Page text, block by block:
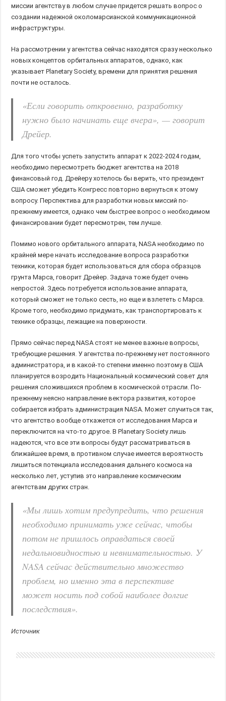
миссии агентству в любом случае придется решать вопрос о
создании надежной околомарсианской коммуникационной
инфраструктуры.
На рассмотрении у агентства сейчас находятся сразу несколько
новых концептов орбитальных аппаратов, однако, как
указывает Planetary Society, времени для принятия решения
почти не осталось.
«Если говорить откровенно, разработку
нужно было начинать еще вчера», — говорит
Дрейер.
Для того чтобы успеть запустить аппарат к 2022-2024 годам,
необходимо пересмотреть бюджет агентства на 2018
финансовый год. Дрейеру хотелось бы верить, что президент
США сможет убедить Конгресс повторно вернуться к этому
вопросу. Перспектива для разработки новых миссий по-
прежнему имеется, однако чем быстрее вопрос о необходимом
финансировании будет пересмотрен, тем лучше.
Помимо нового орбитального аппарата, NASA необходимо по
крайней мере начать исследование вопроса разработки
техники, которая будет использоваться для сбора образцов
грунта Марса, говорит Дрейер. Задача тоже будет очень
непростой. Здесь потребуется использование аппарата,
который сможет не только сесть, но еще и взлететь с Марса.
Кроме того, необходимо придумать, как транспортировать к
технике образцы, лежащие на поверхности.
Прямо сейчас перед NASA стоят не менее важные вопросы,
требующие решения. У агентства по-прежнему нет постоянного
администратора, и в какой-то степени именно поэтому в США
планируется возродить Национальный космический совет для
решения сложившихся проблем в космической отрасли. По-
прежнему неясно направление вектора развития, которое
собирается избрать администрация NASA. Может случиться так,
что агентство вообще откажется от исследования Марса и
переключится на что-то другое. В Planetary Society лишь
надеются, что все эти вопросы будут рассматриваться в
ближайшее время, в противном случае имеется вероятность
лишиться потенциала исследования дальнего космоса на
несколько лет, уступив это направление космическим
агентствам других стран.
«Мы лишь хотим предупредить, что решения
необходимо принимать уже сейчас, чтобы
потом не пришлось оправдаться своей
недальновидностью и невнимательностью. У
NASA сейчас действительно множество
проблем, но именно эта в перспективе
может носить под собой наиболее долгие
последствия».
Источник